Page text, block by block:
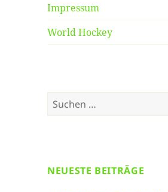
Impressum
World Hockey
Suche
nach:
NEUESTE BEITRÄGE